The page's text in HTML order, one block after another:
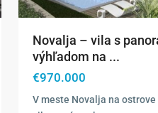
Novalja – vila s
výhľadom na ...
€970.000
V meste Novalja na